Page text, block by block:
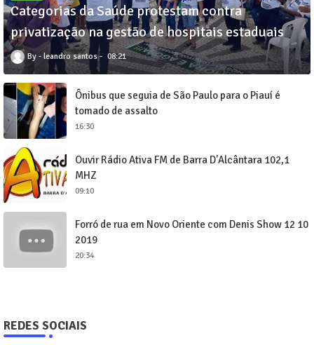
Categorias da Saúde protestam contra
privatização na gestão de hospitais estaduais
leandro santos 08:21
Ônibus que seguia de São Paulo para o Piauí é
tomado de assalto
16:30
Ouvir Rádio Ativa FM de Barra D'Alcântara 102,1
MHZ
09:10
Forró de rua em Novo Oriente com Denis Show 12 10
2019
20:34
REDES SOCIAIS